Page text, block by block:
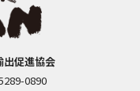
促進協会
0890